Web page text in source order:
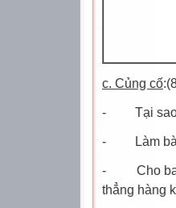
c. Củng cố
-
Tại
-
Làm
-
Cho
thẳng hàng